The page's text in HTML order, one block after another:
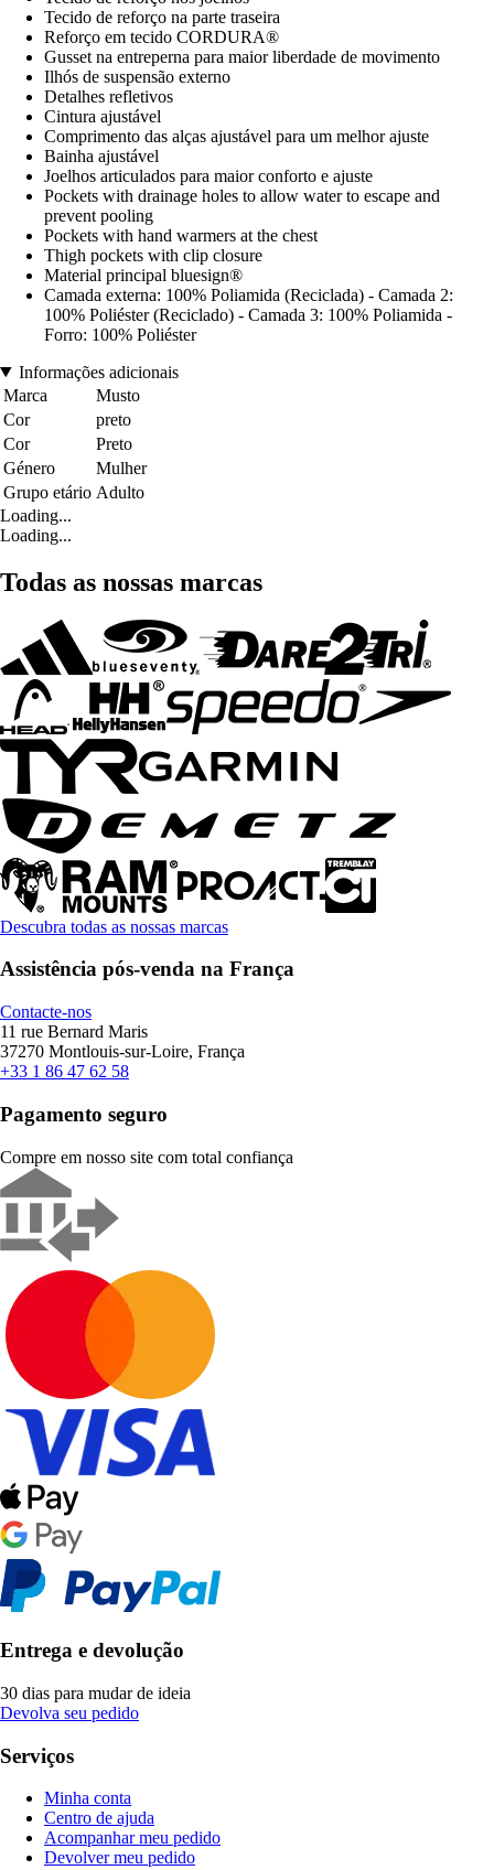
Tecido de reforço na parte traseira
Reforço em tecido CORDURA®
Gusset na entreperna para maior liberdade de movimento
Ilhós de suspensão externo
Detalhes refletivos
Cintura ajustável
Comprimento das alças ajustável para um melhor ajuste
Bainha ajustável
Joelhos articulados para maior conforto e ajuste
Pockets with drainage holes to allow water to escape and
prevent pooling
Pockets with hand warmers at the chest
Thigh pockets with clip closure
Material principal bluesign®
Camada externa: 100% Poliamida (Reciclada) - Camada 2:
100% Poliéster (Reciclado) - Camada 3: 100% Poliamida -
Forro: 100% Poliéster
Informações adicionais
Marca
Musto
Cor
preto
Cor
Preto
Género
Mulher
Grupo etário Adulto
Loading...
Loading...
Todas as nossas marcas
Descubra todas as nossas marcas
Assistência pós-venda na França
Contacte-nos
11 rue Bernard Maris
37270 Montlouis-sur-Loire, França
+33 1 86 47 62 58
Pagamento seguro
Compre em nosso site com total confiança
Entrega e devolução
30 dias para mudar de ideia
Devolva seu pedido
Serviços
Minha conta
Centro de ajuda
Acompanhar meu pedido
Devolver meu pedido